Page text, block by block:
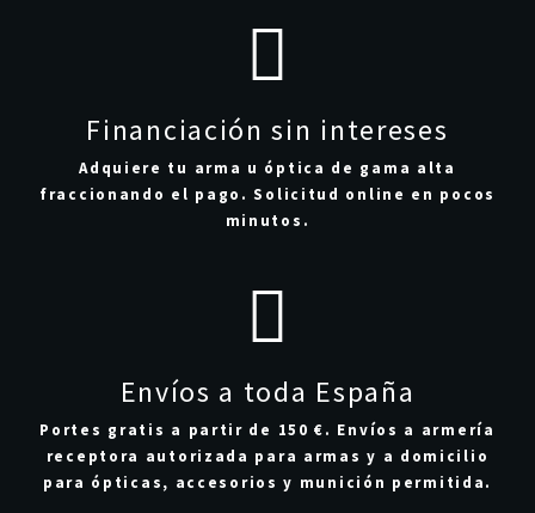
Financiación sin intereses
Adquiere tu arma u óptica de gama alta
fraccionando el pago. Solicitud online en pocos
minutos.
Envíos a toda España
Portes gratis a partir de 150 €. Envíos a armería
receptora autorizada para armas y a domicilio
para ópticas, accesorios y munición permitida.